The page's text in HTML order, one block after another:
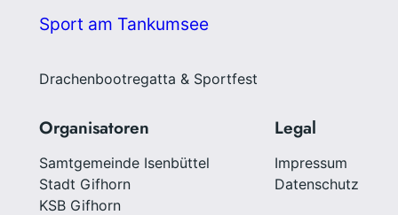
Sport am Tankumsee
Drachenbootregatta & Sportfest
Organisatoren
Samtgemeinde Isenbüttel
Stadt Gifhorn
KSB Gifhorn
Legal
Impressum
Datenschutz